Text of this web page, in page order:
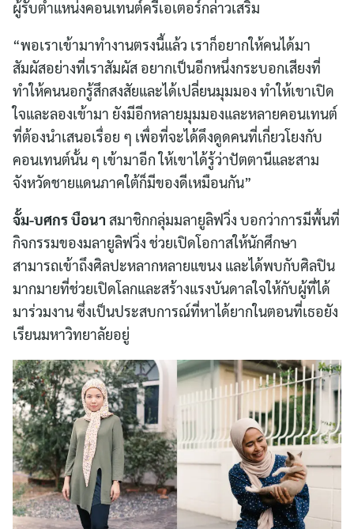
ผู้รับตำแหน่งคอนเทนต์ครีเอเตอร์กล่าวเสริม
“พอเราเข้ามาทำงานตรงนี้แล้ว เราก็อยากให้คนได้มา
สัมผัสอย่างที่เราสัมผัส อยากเป็นอีกหนึ่งกระบอกเสียงที่
ทำให้คนนอกรู้สึกสงสัยและได้เปลี่ยนมุมมอง ทำให้เขาเปิด
ใจและลองเข้ามา ยังมีอีกหลายมุมมองและหลายคอนเทนต์
ที่ต้องนำเสนอเรื่อย ๆ เพื่อที่จะได้ดึงดูดคนที่เกี่ยวโยงกับ
คอนเทนต์นั้น ๆ เข้ามาอีก ให้เขาได้รู้ว่าปัตตานีและสาม
จังหวัดชายแดนภาคใต้ก็มีของดีเหมือนกัน”
จั้ม-บศกร บือนา สมาชิกกลุ่มมลายูลิฟวิ่ง บอกว่าการมีพื้นที่
กิจกรรมของมลายูลิฟวิ่ง ช่วยเปิดโอกาสให้นักศึกษา
สามารถเข้าถึงศิลปะหลากหลายแขนง และได้พบกับศิลปิน
มากมายที่ช่วยเปิดโลกและสร้างแรงบันดาลใจให้กับผู้ที่ได้
มาร่วมงาน ซึ่งเป็นประสบการณ์ที่หาได้ยากในตอนที่เธอยัง
เรียนมหาวิทยาลัยอยู่